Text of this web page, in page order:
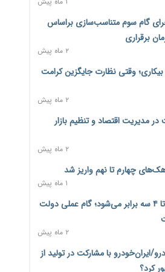
۲ ساعت پیش
برای منافع ملی
کارگران بازنده اصلاحات تأمین
دولبه مهار تورم و تأمین مالی
آغاز می‌شود؛ نسخه انضباط
گمرکی قدرت خرید مردم را نشانه
گام سوم متناسب‌سازی براساس
۲ ماه پیش
بیکاری؛ وقتی نظارت جایگزین کرامت
۲ ماه پیش
مدیریت اقتصاد و تنظیم بازار
۲ ماه پیش
۱ ماه پیش
یارانه خانواده‌های دهک ۱ تا ۴ سه برابر می‌شود؛ گام عملی دولت
۲ ماه پیش
ایران‌خودرو با مشارکت در تولید از
کرد؟